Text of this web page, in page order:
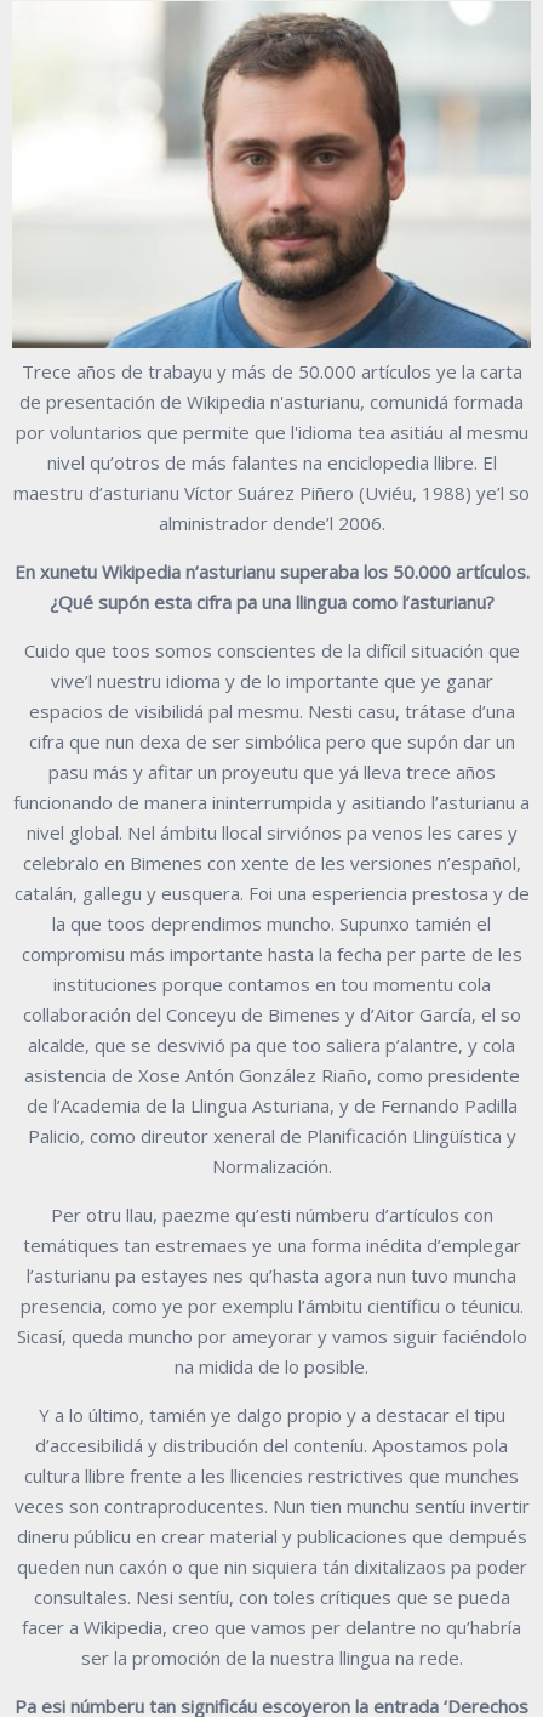
Trece años de trabayu y más de 50.000 artículos ye la carta
de presentación de Wikipedia n'asturianu, comunidá formada
por voluntarios que permite que l'idioma tea asitiáu al mesmu
nivel qu’otros de más falantes na enciclopedia llibre. El
maestru d’asturianu Víctor Suárez Piñero (Uviéu, 1988) ye’l so
alministrador dende’l 2006.
En xunetu Wikipedia n’asturianu superaba los 50.000 artículos.
¿Qué supón esta cifra pa una llingua como l’asturianu?
Cuido que toos somos conscientes de la difícil situación que
vive’l nuestru idioma y de lo importante que ye ganar
espacios de visibilidá pal mesmu. Nesti casu, trátase d’una
cifra que nun dexa de ser simbólica pero que supón dar un
pasu más y afitar un proyeutu que yá lleva trece años
funcionando de manera ininterrumpida y asitiando l’asturianu a
nivel global. Nel ámbitu llocal sirviónos pa venos les cares y
celebralo en Bimenes con xente de les versiones n’español,
catalán, gallegu y eusquera. Foi una esperiencia prestosa y de
la que toos deprendimos muncho. Supunxo tamién el
compromisu más importante hasta la fecha per parte de les
instituciones porque contamos en tou momentu cola
collaboración del Conceyu de Bimenes y d’Aitor García, el so
alcalde, que se desvivió pa que too saliera p’alantre, y cola
asistencia de Xose Antón González Riaño, como presidente
de l’Academia de la Llingua Asturiana, y de Fernando Padilla
Palicio, como direutor xeneral de Planificación Llingüística y
Normalización.
Per otru llau, paezme qu’esti númberu d’artículos con
temátiques tan estremaes ye una forma inédita d’emplegar
l’asturianu pa estayes nes qu’hasta agora nun tuvo muncha
presencia, como ye por exemplu l’ámbitu científicu o téunicu.
Sicasí, queda muncho por ameyorar y vamos siguir faciéndolo
na midida de lo posible.
Y a lo último, tamién ye dalgo propio y a destacar el tipu
d’accesibilidá y distribución del conteníu. Apostamos pola
cultura llibre frente a les llicencies restrictives que munches
veces son contraproducentes. Nun tien munchu sentíu invertir
dineru públicu en crear material y publicaciones que dempués
queden nun caxón o que nin siquiera tán dixitalizaos pa poder
consultales. Nesi sentíu, con toles crítiques que se pueda
facer a Wikipedia, creo que vamos per delantre no qu’habría
ser la promoción de la nuestra llingua na rede.
Pa esi númberu tan significáu escoyeron la entrada ‘Derechos